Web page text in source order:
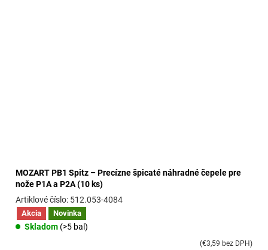
MOZART PB1 Spitz – Precízne špicaté náhradné čepele pre
nože P1A a P2A (10 ks)
Akcia Novinka
Skladom (>5 bal)
512.053-4084
(€3,59 bez DPH)